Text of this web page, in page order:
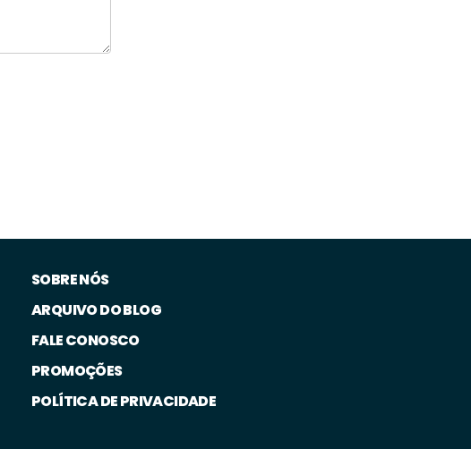
SOBRE NÓS
ARQUIVO DO BLOG
FALE CONOSCO
PROMOÇÕES
POLÍTICA DE PRIVACIDADE